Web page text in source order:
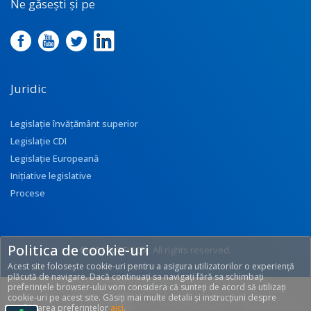
Ne găsești și pe
Juridic
Legislație învățământ superior
Legislație CDI
Legislație Europeană
Inițiative legislative
Procese
© 2017 UEFISCDI. All rights reserved.
[T: 0.3134, O: 92]
Politica de cookie-uri
Acest site folosește cookie-uri pentru a asigura utilizatorilor o experiență
plăcută de navigare. Dacă continuați sa navigați fără sa schimbați
preferințele browser-ului vom considera că sunteți de acord să utilizați
cookie-uri pe acest site. Găsiți mai multe detalii și instrucțiuni despre
modificarea preferințelor aici.